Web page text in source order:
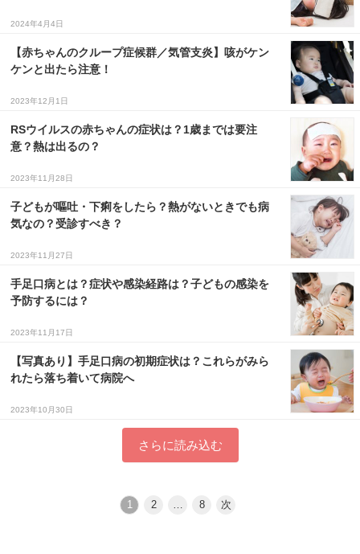
2024年4月4日
【赤ちゃんのクループ症候群／気管支炎】咳がケン
ケンと出たら注意！
2023年12月1日
RSウイルスの赤ちゃんの症状は？1歳までは要注
意？熱は出るの？
2023年11月28日
子どもが嘔吐・下痢をしたら？熱がないときでも病
気なの？受診すべき？
2023年11月27日
手足口病とは？症状や感染経路は？子どもの感染を
予防するには？
2023年11月17日
【写真あり】手足口病の初期症状は？これらがみら
れたら落ち着いて病院へ
2023年10月30日
さらに読み込む
1 2 … 8 次